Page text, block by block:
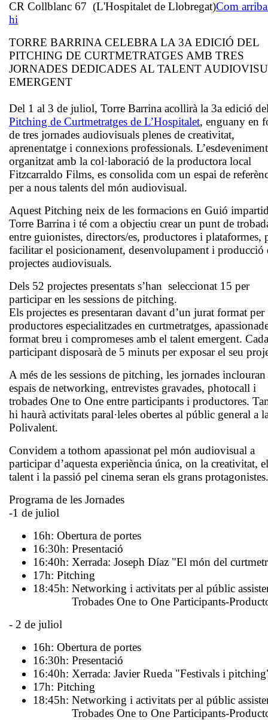
CR Collblanc 67 (L'Hospitalet de Llobregat)Com
hi
TORRE BARRINA CELEBRA LA 3A EDICIÓ DEL
PITCHING DE CURTMETRATGES AMB TRES
JORNADES DEDICADES AL TALENT
EMERGENT
Del 1 al 3 de juliol, Torre Barrina acollirà la 3a edició
Pitching de Curtmetratges de L’Hospitalet, enguany en
de tres jornades audiovisuals plenes de creativitat,
aprenentatge i connexions professionals.
organitzat amb la col·laboració de la productora local
Fitzcarraldo Films, es consolida com un espai de
per a nous talents del món audiovisual.
Aquest Pitching neix de les formacions en Guió
Torre Barrina i té com a objectiu crear un punt de
entre guionistes, directors/es, productores i plataformes,
facilitar el posicionament, desenvolupament i producció
projectes audiovisuals.
Dels 52 projectes presentats s’han seleccionat 15 per
participar en les sessions de pitching.
Els projectes es presentaran davant d’un jurat format per
productores especialitzades en curtmetratges,
format breu i compromeses amb el talent emergent. Cada
participant disposarà de 5 minuts per exposar el seu
A més de les sessions de pitching, les jornades inclouran
espais de networking, entrevistes gravades, photocall i
trobades One to One entre participants i productores.
hi haurà activitats paral·leles obertes al públic general a
Polivalent.
Convidem a tothom apassionat pel món audiovisual a
participar d’aquesta experiència única, on la creativitat, el
talent i la passió pel cinema seran els grans protagonistes.
Programa de les Jornades
-1 de juliol
16h: Obertura de portes
16:30h: Presentació
16:40h: Xerrada: Joseph Díaz "El món del
17h: Pitching
18:45h: Networking i activitats per al públic
Trobades One to One Participants-
- 2 de juliol
16h: Obertura de portes
16:30h: Presentació
16:40h: Xerrada: Javier Rueda "Festivals i
17h: Pitching
18:45h: Networking i activitats per al públic
Trobades One to One Participants-